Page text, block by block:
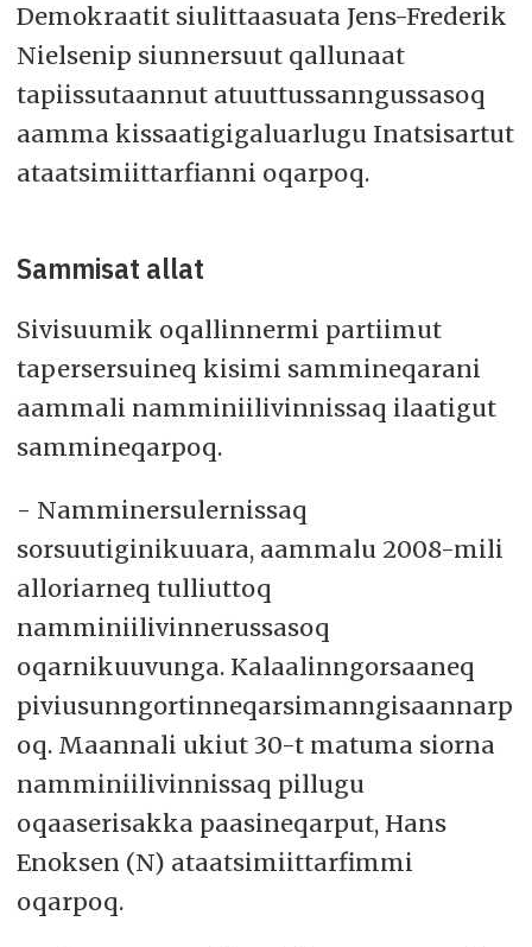
Demokraatit siulittaasuata Jens-Frederik
Nielsenip siunnersuut qallunaat
tapiissutaannut atuuttussanngussasoq
aamma kissaatigigaluarlugu Inatsisartut
ataatsimiittarfianni oqarpoq.
Sammisat allat
Sivisuumik oqallinnermi partiimut
tapersersuineq kisimi sammineqarani
aammali namminiilivinnissaq ilaatigut
sammineqarpoq.
- Namminersulernissaq
sorsuutiginikuuara, aammalu 2008-mili
alloriarneq tulliuttoq
namminiilivinnerussasoq
oqarnikuuvunga. Kalaalinngorsaaneq
piviusunngortinneqarsimanngisaannarp
oq. Maannali ukiut 30-t matuma siorna
namminiilivinnissaq pillugu
oqaaserisakka paasineqarput, Hans
Enoksen (N) ataatsimiittarfimmi
oqarpoq.